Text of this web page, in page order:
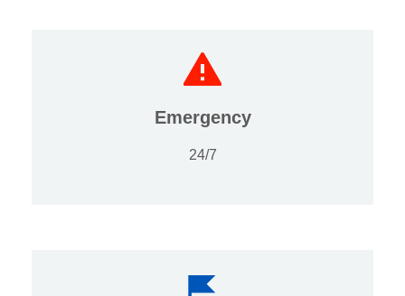
Emergency
24/7